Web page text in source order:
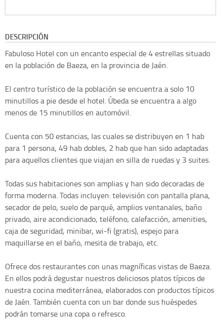
DESCRIPCIÓN
Fabuloso Hotel con un encanto especial de 4 estrellas situado
en la población de Baeza, en la provincia de Jaén.
El centro turístico de la población se encuentra a solo 10
minutillos a pie desde el hotel. Úbeda se encuentra a algo
menos de 15 minutillos en automóvil.
Cuenta con 50 estancias, las cuales se distribuyen en 1 hab
para 1 persona, 49 hab dobles, 2 hab que han sido adaptadas
para aquellos clientes que viajan en silla de ruedas y 3 suites.
Todas sus habitaciones son amplias y han sido decoradas de
forma moderna. Todas incluyen: televisión con pantalla plana,
secador de pelo, suelo de parqué, amplios ventanales, baño
privado, aire acondicionado, teléfono, calefacción, amenities,
caja de seguridad, minibar, wi-fi (gratis), espejo para
maquillarse en el baño, mesita de trabajo, etc.
Ofrece dos restaurantes con unas magníficas vistas de Baeza.
En ellos podrá degustar nuestros deliciosos platos típicos de
nuestra cocina mediterránea, elaborados con productos típicos
de Jaén. También cuenta con un bar donde sus huéspedes
podrán tomarse una copa o refresco.